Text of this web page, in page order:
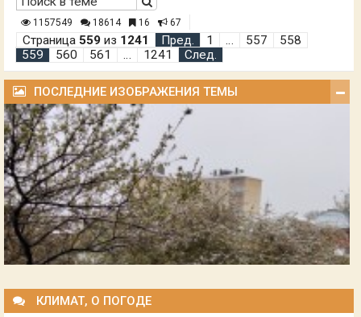
1157549 18614 16 67
Страница 559 из 1241 Пред. 1 … 557
558
559
560 561 … 1241 След.
ПОСЛЕДНИЕ ИЗОБРАЖЕНИЯ ТЕМЫ
КЛИМАТ, О ПОГОДЕ